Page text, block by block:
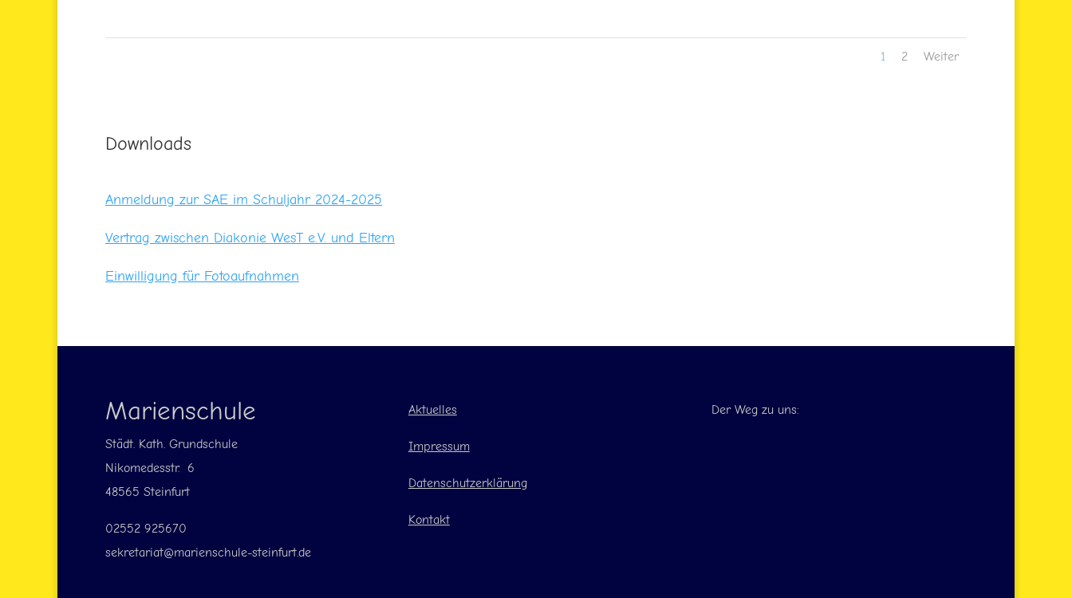
1 2 Weiter
Downloads
Anmeldung zur SAE im Schuljahr 2024-2025
Vertrag zwischen Diakonie WesT e.V. und Eltern
Einwilligung für Fotoaufnahmen
Marienschule
Städt. Kath. Grundschule
Nikomedesstr. 6
48565 Steinfurt
02552 925670
sekretariat@marienschule-steinfurt.de
Aktuelles
Impressum
Datenschutzerklärung
Kontakt
Der Weg zu uns: